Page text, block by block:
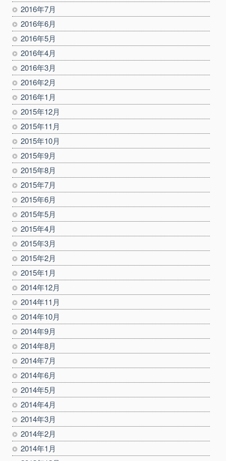
2016年7月
2016年6月
2016年5月
2016年4月
2016年3月
2016年2月
2016年1月
2015年12月
2015年11月
2015年10月
2015年9月
2015年8月
2015年7月
2015年6月
2015年5月
2015年4月
2015年3月
2015年2月
2015年1月
2014年12月
2014年11月
2014年10月
2014年9月
2014年8月
2014年7月
2014年6月
2014年5月
2014年4月
2014年3月
2014年2月
2014年1月